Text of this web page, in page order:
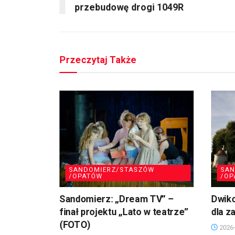
przebudowę drogi 1049R
Przeczytaj Także
SANDOMIERZ/STASZÓW
/OPATÓW
Sandomierz: „Dream TV” –
finał projektu „Lato w teatrze”
(FOTO)
/
dla